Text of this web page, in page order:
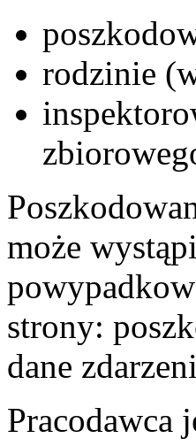
rodzinie
może
strony:
dane
Pracodawca